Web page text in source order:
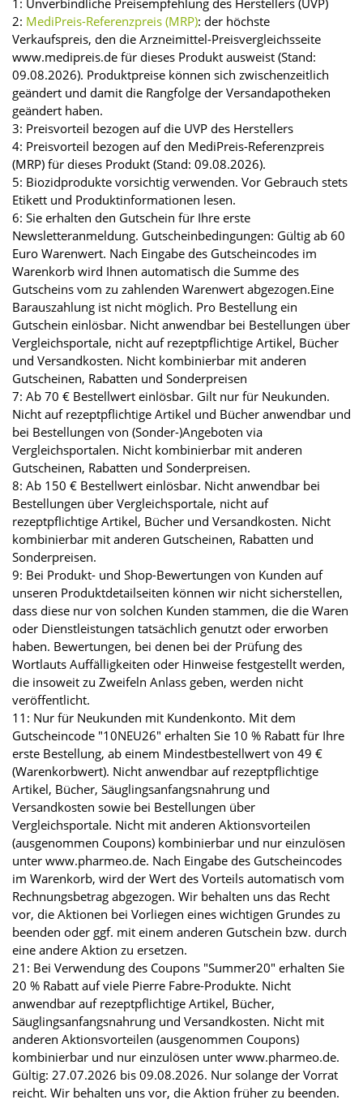
1: Unverbindliche Preisempfehlung des Herstellers (UVP)
2: MediPreis-Referenzpreis (MRP): der höchste
Verkaufspreis, den die Arzneimittel-Preisvergleichsseite
www.medipreis.de für dieses Produkt ausweist (Stand:
09.08.2026). Produktpreise können sich zwischenzeitlich
geändert und damit die Rangfolge der Versandapotheken
geändert haben.
3: Preisvorteil bezogen auf die UVP des Herstellers
4: Preisvorteil bezogen auf den MediPreis-Referenzpreis
(MRP) für dieses Produkt (Stand: 09.08.2026).
5: Biozidprodukte vorsichtig verwenden. Vor Gebrauch stets
Etikett und Produktinformationen lesen.
6: Sie erhalten den Gutschein für Ihre erste
Newsletteranmeldung. Gutscheinbedingungen: Gültig ab 60
Euro Warenwert. Nach Eingabe des Gutscheincodes im
Warenkorb wird Ihnen automatisch die Summe des
Gutscheins vom zu zahlenden Warenwert abgezogen.Eine
Barauszahlung ist nicht möglich. Pro Bestellung ein
Gutschein einlösbar. Nicht anwendbar bei Bestellungen über
Vergleichsportale, nicht auf rezeptpflichtige Artikel, Bücher
und Versandkosten. Nicht kombinierbar mit anderen
Gutscheinen, Rabatten und Sonderpreisen
7: Ab 70 € Bestellwert einlösbar. Gilt nur für Neukunden.
Nicht auf rezeptpflichtige Artikel und Bücher anwendbar und
bei Bestellungen von (Sonder-)Angeboten via
Vergleichsportalen. Nicht kombinierbar mit anderen
Gutscheinen, Rabatten und Sonderpreisen.
8: Ab 150 € Bestellwert einlösbar. Nicht anwendbar bei
Bestellungen über Vergleichsportale, nicht auf
rezeptpflichtige Artikel, Bücher und Versandkosten. Nicht
kombinierbar mit anderen Gutscheinen, Rabatten und
Sonderpreisen.
9: Bei Produkt- und Shop-Bewertungen von Kunden auf
unseren Produktdetailseiten können wir nicht sicherstellen,
dass diese nur von solchen Kunden stammen, die die Waren
oder Dienstleistungen tatsächlich genutzt oder erworben
haben. Bewertungen, bei denen bei der Prüfung des
Wortlauts Auffälligkeiten oder Hinweise festgestellt werden,
die insoweit zu Zweifeln Anlass geben, werden nicht
veröffentlicht.
11: Nur für Neukunden mit Kundenkonto. Mit dem
Gutscheincode "10NEU26" erhalten Sie 10 % Rabatt für Ihre
erste Bestellung, ab einem Mindestbestellwert von 49 €
(Warenkorbwert). Nicht anwendbar auf rezeptpflichtige
Artikel, Bücher, Säuglingsanfangsnahrung und
Versandkosten sowie bei Bestellungen über
Vergleichsportale. Nicht mit anderen Aktionsvorteilen
(ausgenommen Coupons) kombinierbar und nur einzulösen
unter www.pharmeo.de. Nach Eingabe des Gutscheincodes
im Warenkorb, wird der Wert des Vorteils automatisch vom
Rechnungsbetrag abgezogen. Wir behalten uns das Recht
vor, die Aktionen bei Vorliegen eines wichtigen Grundes zu
beenden oder ggf. mit einem anderen Gutschein bzw. durch
eine andere Aktion zu ersetzen.
21: Bei Verwendung des Coupons "Summer20" erhalten Sie
20 % Rabatt auf viele Pierre Fabre-Produkte. Nicht
anwendbar auf rezeptpflichtige Artikel, Bücher,
Säuglingsanfangsnahrung und Versandkosten. Nicht mit
anderen Aktionsvorteilen (ausgenommen Coupons)
kombinierbar und nur einzulösen unter www.pharmeo.de.
Gültig: 27.07.2026 bis 09.08.2026. Nur solange der Vorrat
reicht. Wir behalten uns vor, die Aktion früher zu beenden.